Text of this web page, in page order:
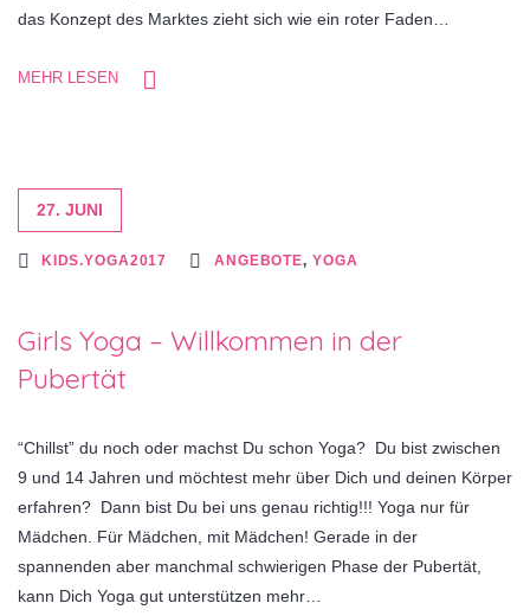
das Konzept des Marktes zieht sich wie ein roter Faden…
MEHR LESEN
27. JUNI
KIDS.YOGA2017 ANGEBOTE, YOGA
Girls Yoga – Willkommen in der
Pubertät
“Chillst” du noch oder machst Du schon Yoga? Du bist zwischen
9 und 14 Jahren und möchtest mehr über Dich und deinen Körper
erfahren? Dann bist Du bei uns genau richtig!!! Yoga nur für
Mädchen. Für Mädchen, mit Mädchen! Gerade in der
spannenden aber manchmal schwierigen Phase der Pubertät,
kann Dich Yoga gut unterstützen mehr…